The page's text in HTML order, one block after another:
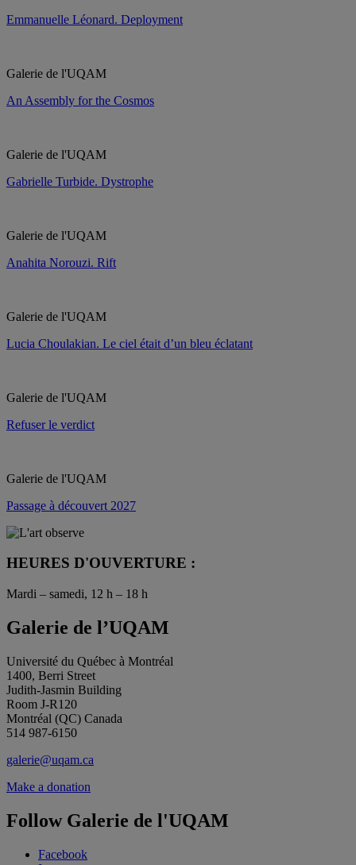
Emmanuelle Léonard. Deployment
Galerie de l'UQAM
An Assembly for the Cosmos
Galerie de l'UQAM
Gabrielle Turbide. Dystrophe
Galerie de l'UQAM
Anahita Norouzi. Rift
Galerie de l'UQAM
Lucia Choulakian. Le ciel était d’un bleu éclatant
Galerie de l'UQAM
Refuser le verdict
Galerie de l'UQAM
Passage à découvert 2027
HEURES D'OUVERTURE :
Mardi – samedi, 12 h – 18 h
Galerie de l’UQAM
Université du Québec à Montréal
1400, Berri Street
Judith-Jasmin Building
Room J-R120
Montréal (QC) Canada
514 987-6150
galerie@uqam.ca
Make a donation
Follow Galerie de l'UQAM
Facebook